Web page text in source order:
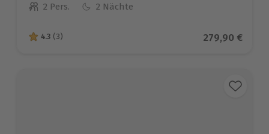
Anzahl der Teilnehmer
2 Pers. 2 Nächte
4.3 von 5 Sternen basierend auf 3 Bewertungen
4.3 (3) Aktueller
279,90 €